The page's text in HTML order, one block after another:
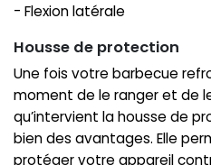
- Flexion latérale
Housse de protection
Une fois votre barbecue
moment de le ranger et de
qu’intervient la housse de
bien des avantages. Elle
protéger votre appareil